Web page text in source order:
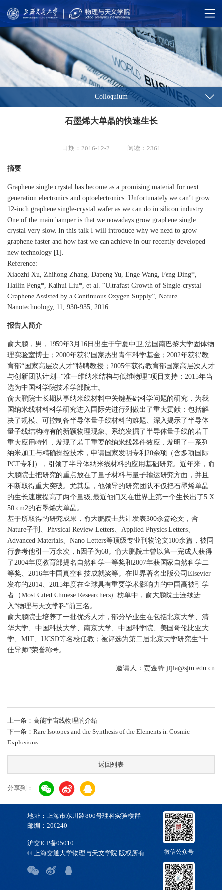
Colloquium
石墨烯大单晶的快速生长
日期：2016-12-21 阅读：2361
摘要
Graphene single crystal has become as a promising material for next
generation electronics and optoelectronics. Unfortunately we can’t grow
12-inch graphene single-crystal wafer as we can do in silicon industry.
One of the main hamper is that we nowadays grow graphene single
crystal very slow. In this talk I will introduce why we need to grow
graphene faster and how fast we can achieve in our recently developed
new technology [1].
Reference:
Xiaozhi Xu, Zhihong Zhang, Dapeng Yu, Enge Wang, Feng Ding*,
Hailin Peng*, Kaihui Liu*, et al. “Ultrafast Growth of Single-crystal
Graphene Assisted by a Continuous Oxygen Supply”, Nature
Nanotechnology, 11, 930-935, 2016.
报告人简介
俞大鹏，男，1959年3月16日出生于宁夏中卫;法国南巴黎大学固体物
理实验室博士；2000年获得国家杰出青年科学基金；2002年获得教
育部“国家高层次人才”特聘教授；2005年获得教育部国家高层次人才
与创新团队计划--“准一维纳米结构与低维物理”项目支持；2015年当
选为中国科学院技术学部院士。
俞大鹏院士长期从事纳米线材料中关键基础科学问题的研究，为我
国纳米线材料科学研究进入国际先进行列做出了重大贡献：包括解
决了规模、可控制备半导体量子线材料的难题、深入揭示了半导体
量子线结构特有的新颖物理现象、系统发掘了半导体量子线的若干
重大应用特性，发现了若干重要的纳米线器件效应，发明了一系列
纳米加工与精确操控技术，申请国家发明专利20余项（含多项国际
PCT专利），引领了半导体纳米线材料的应用基础研究。近年来，俞
大鹏院士把研究的重点放在了量子材料与量子输运研究方面，并且
不断取得重大突破。尤其是，他领导的研究团队不仅把石墨烯单晶
的生长速度提高了两个量级,最近他们又在世界上第一个生长出了5 X
50 cm2的石墨烯大单晶。
基于所取得的研究成果，俞大鹏院士共计发表300余篇论文，含
Nature子刊、Physical Review Letters、Applied Physics Letters、
Advanced Materials、Nano Letters等顶级专业刊物论文100余篇，被同
行参考他引一万余次，h因子为68。俞大鹏院士曾以第一完成人获得
了2004年度教育部提名自然科学一等奖和2007年获国家自然科学二
等奖、2016年中国真空科技成就奖等。在世界著名出版公司Elsevier
发布的2014、2015年度在全球具有重要学术影响力的中国高被引学
者（Most Cited Chinese Researchers）榜单中，俞大鹏院士连续进
入“物理与天文学科”前三名。
俞大鹏院士培养了一批优秀人才，部分毕业生在包括北京大学、清
华大学、中国科技大学、南京大学、中国科学院、美国哥伦比亚大
学、MIT、UCSD等名校任教；被评选为第二届北京大学研究生“十
佳导师”荣誉称号。
邀请人：贾金锋 jfjia@sjtu.edu.cn
上一条：高能宇宙线物理的介绍
下一条：Rare Isotopes and the Synthesis of the Elements in Cosmic
Explosions
返回列表
分享到：
地址：上海市东川路800号理科实验楼群
邮编：200240
沪交ICP备05010
© 上海交通大学物理与天文学院 版权所有
微信公众号